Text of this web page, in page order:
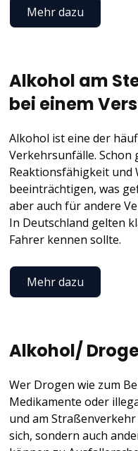
Mehr dazu
Alkohol am
bei einem
Alkohol ist eine der
Verkehrsunfälle.
Reaktionsfähigkeit
beeinträchtigen, was
aber auch für andere
In Deutschland gelten
Fahrer kennen sollte.
Mehr dazu
Alkohol/
Wer Drogen wie zum
Medikamente oder
und am
sich, sondern auch